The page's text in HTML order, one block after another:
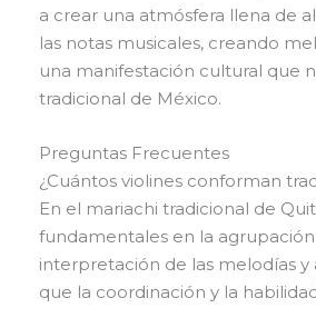
a crear una atmósfera llena de
las notas musicales, creando
una manifestación cultural que
tradicional de México.
Preguntas Frecuentes
¿Cuántos violines conforman
En el mariachi tradicional de
fundamentales en la
interpretación de las melodías
que la coordinación y la